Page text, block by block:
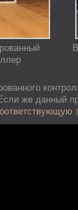
же данный